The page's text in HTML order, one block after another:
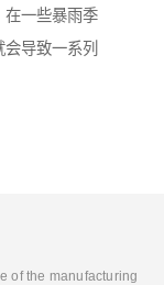
在一些暴雨季
导致一系列
of the manufacturing